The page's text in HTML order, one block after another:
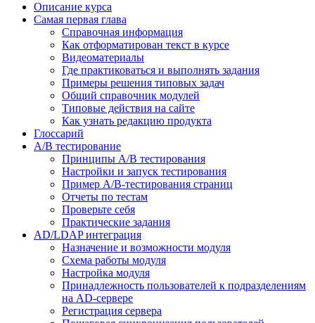
Описание курса
Самая первая глава
Справочная информация
Как отформатирован текст в курсе
Видеоматериалы
Где практиковаться и выполнять задания
Примеры решения типовых задач
Общий справочник модулей
Типовые действия на сайте
Как узнать редакцию продукта
Глоссарий
A/B тестирование
Принципы A/B тестирования
Настройки и запуск тестирования
Пример A/B-тестирования страниц
Отчеты по тестам
Проверьте себя
Практические задания
AD/LDAP интеграция
Назначение и возможности модуля
Схема работы модуля
Настройка модуля
Принадлежность пользователей к подразделениям
на AD-сервере
Регистрация сервера